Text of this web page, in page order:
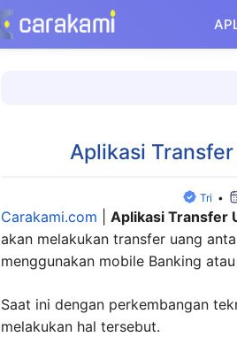
Aplikasi
Tri •
Carakami.com Aplikasi Transfer
akan melakukan transfer uang
menggunakan mobile Banking
Saat ini dengan perkembangan
melakukan hal tersebut.